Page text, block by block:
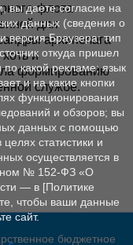
флота
для
архипелага
и
формированию
службе.
бюджетное
вы даете согласие на
данных (сведения о
версия Браузера; тип
откуда пришел
по какой рекламе; язык
и на какие кнопки
функционирования
и обзоров; вы
данных с помощью
статистики и
осуществляется в
№ 152‑ФЗ «О
— в [Политике
чтобы ваши данные
сайт.